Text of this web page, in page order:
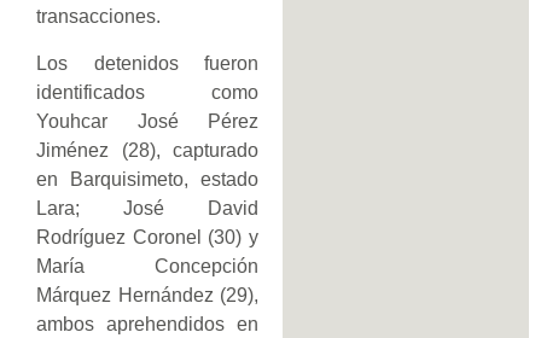
transacciones.
Los detenidos fueron
identificados como
Youhcar José Pérez
Jiménez (28), capturado
en Barquisimeto, estado
Lara; José David
Rodríguez Coronel (30) y
María Concepción
Márquez Hernández (29),
ambos aprehendidos en